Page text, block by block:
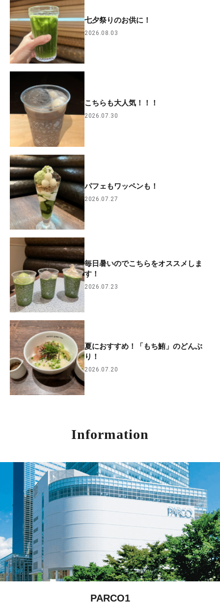
七夕祭りのお供に！
2026.08.03
こちらも大人気！！！
2026.07.30
パフェもワッペンも！
2026.07.27
毎日暑いのでこちらをオススメしま
す！
2026.07.23
夏におすすめ！「もち鮪」のどんぶ
り！
2026.07.20
Information
PARCO1